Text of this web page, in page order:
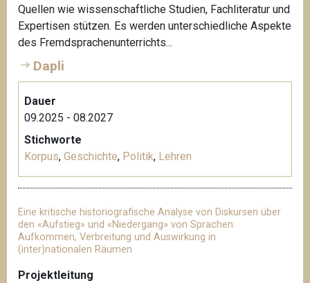
Quellen wie wissenschaftliche Studien, Fachliteratur und
Expertisen stützen. Es werden unterschiedliche Aspekte
des Fremdsprachenunterrichts...
Dapli
Dauer
09.2025 - 08.2027
Stichworte
Korpus, Geschichte, Politik, Lehren
Eine kritische historiografische Analyse von Diskursen über
den «Aufstieg» und «Niedergang» von Sprachen:
Aufkommen, Verbreitung und Auswirkung in
(inter)nationalen Räumen
Projektleitung